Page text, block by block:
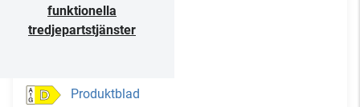
funktionella
tredjepartstjänster
D Produktblad